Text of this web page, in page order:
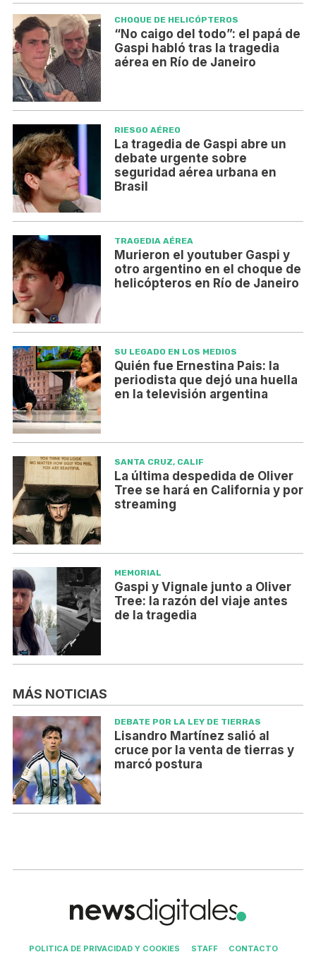
CHOQUE DE HELICÓPTEROS
“No caigo del todo”: el papá de
Gaspi habló tras la tragedia
aérea en Río de Janeiro
RIESGO AÉREO
La tragedia de Gaspi abre un
debate urgente sobre
seguridad aérea urbana en
Brasil
TRAGEDIA AÉREA
Murieron el youtuber Gaspi y
otro argentino en el choque de
helicópteros en Río de Janeiro
SU LEGADO EN LOS MEDIOS
Quién fue Ernestina Pais: la
periodista que dejó una huella
en la televisión argentina
SANTA CRUZ, CALIF
La última despedida de Oliver
Tree se hará en California y por
streaming
MEMORIAL
Gaspi y Vignale junto a Oliver
Tree: la razón del viaje antes
de la tragedia
MÁS NOTICIAS
DEBATE POR LA LEY DE TIERRAS
Lisandro Martínez salió al
cruce por la venta de tierras y
marcó postura
POLITICA DE PRIVACIDAD Y COOKIES STAFF CONTACTO